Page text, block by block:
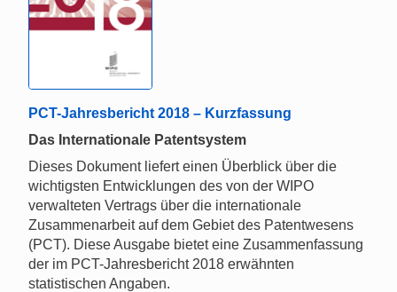
PCT-Jahresbericht 2018 – Kurzfassung
Das Internationale Patentsystem
Dieses Dokument liefert einen Überblick über die
wichtigsten Entwicklungen des von der WIPO
verwalteten Vertrags über die internationale
Zusammenarbeit auf dem Gebiet des Patentwesens
(PCT). Diese Ausgabe bietet eine Zusammenfassung
der im PCT-Jahresbericht 2018 erwähnten
statistischen Angaben.